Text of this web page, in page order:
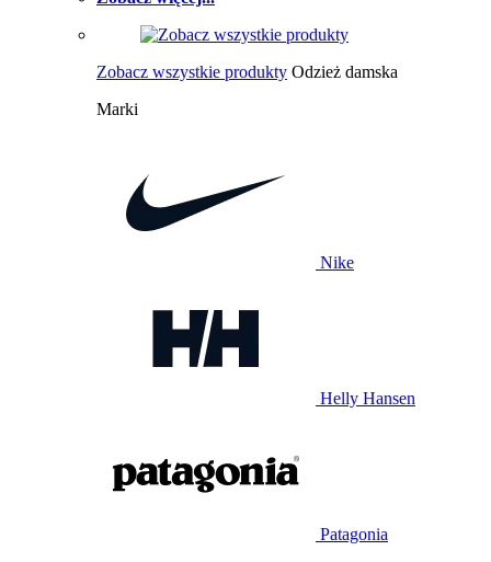
Zobacz wszystkie produkty Odzież damska
Marki
Nike
Helly Hansen
Patagonia